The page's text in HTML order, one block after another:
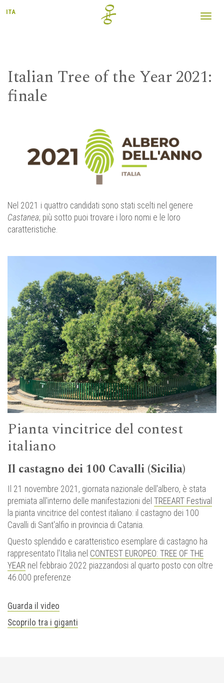
ITA
Italian Tree of the Year 2021:
finale
Nel 2021 i quattro candidati sono stati scelti nel genere
Castanea; più sotto puoi trovare i loro nomi e le loro
caratteristiche.
Pianta vincitrice del contest
italiano
Il castagno dei 100 Cavalli (Sicilia)
Il 21 novembre 2021, giornata nazionale dell'albero, è stata
premiata all'interno delle manifestazioni del TREEART Festival
la pianta vincitrice del contest italiano: il castagno dei 100
Cavalli di Sant'alfio in provincia di Catania.
Questo splendido e caratteristico esemplare di castagno ha
rappresentato l'Italia nel CONTEST EUROPEO: TREE OF THE
YEAR nel febbraio 2022 piazzandosi al quarto posto con oltre
46.000 preferenze
Guarda il video
Scoprilo tra i giganti